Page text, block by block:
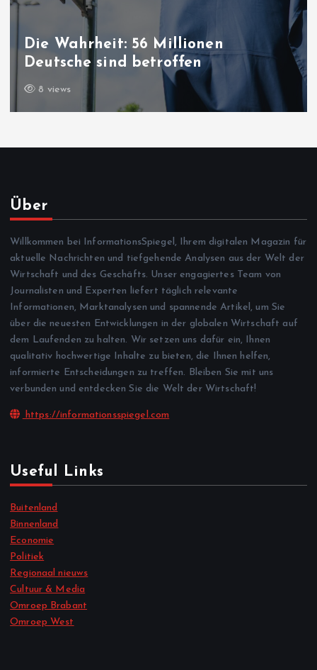
Die Wahrheit: 56 Millionen
Deutsche sind betroffen
8 views
Über
Willkommen bei InformationsSpiegel, Ihrem digitalen Magazin für
aktuelle Nachrichten und tiefgehende Analysen aus der Welt der
Wirtschaft und des Geschäfts. Unser engagiertes Team von
Journalisten und Experten liefert täglich relevante
Informationen, Marktanalysen und spannende Artikel, um Sie
über die neuesten Entwicklungen in der globalen Wirtschaft auf
dem Laufenden zu halten. Wir setzen uns dafür ein, Ihnen
qualitativ hochwertige Inhalte zu bieten, die Ihnen helfen,
informierte Entscheidungen zu treffen. Bleiben Sie mit uns
verbunden und entdecken Sie die Welt der Wirtschaft!
https://informationsspiegel.com
Useful Links
Buitenland
Binnenland
Economie
Politiek
Regionaal nieuws
Cultuur & Media
Omroep Brabant
Omroep West